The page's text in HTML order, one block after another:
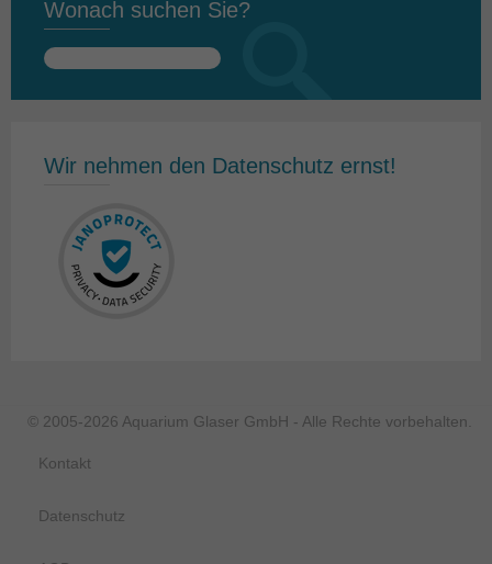
Wonach suchen Sie?
Suchen
Wir nehmen den Datenschutz ernst!
© 2005-2026 Aquarium Glaser GmbH - Alle Rechte vorbehalten.
Kontakt
Datenschutz